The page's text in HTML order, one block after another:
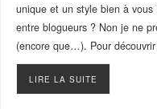
unique et un style bien à
entre blogueurs ? Non je ne
(encore que…). Pour
LIRE LA SUITE